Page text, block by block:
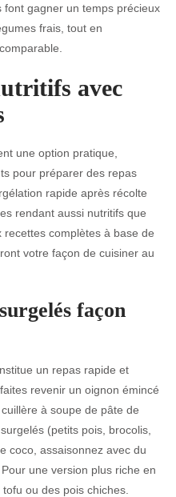
gagner un temps précieux
frais, tout en
avec
une option pratique,
pour préparer des repas
rapide après récolte
rendant aussi nutritifs que
recettes complètes à base de
votre façon de cuisiner au
façon
un repas rapide et
revenir un oignon émincé
à soupe de pâte de
(petits pois, brocolis,
coco, assaisonnez avec du
une version plus riche en
ou des pois chiches.